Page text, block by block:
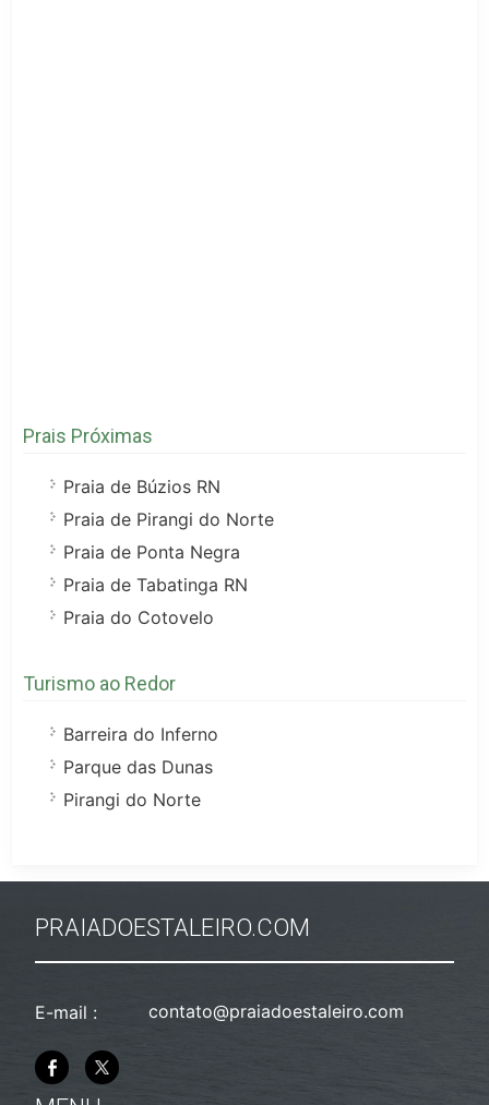
Prais Próximas
Praia de Búzios RN
Praia de Pirangi do Norte
Praia de Ponta Negra
Praia de Tabatinga RN
Praia do Cotovelo
Turismo ao Redor
Barreira do Inferno
Parque das Dunas
Pirangi do Norte
PRAIADOESTALEIRO.COM
E-mail : contato@praiadoestaleiro.com